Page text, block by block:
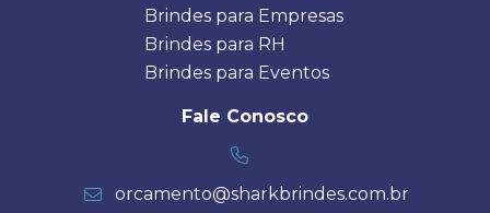
Brindes para Empresas
Brindes para RH
Brindes para Eventos
Fale Conosco
orcamento@sharkbrindes.com.br